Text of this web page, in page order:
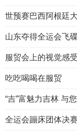
世预赛巴西阿根廷
山东夺得全运会飞
服贸会上的视觉感受
吃吃喝喝在服贸
“吉”富魅力吉林 与
全运会蹦床团体决